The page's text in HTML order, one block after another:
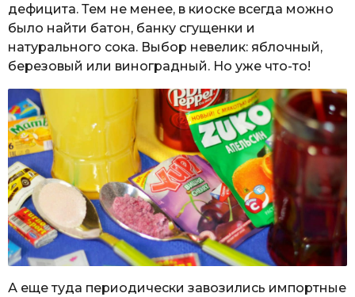
дефицита. Тем не менее, в киоске всегда можно
было найти батон, банку сгущенки и
натурального сока. Выбор невелик: яблочный,
березовый или виноградный. Но уже что-то!
А еще туда периодически завозились импортные